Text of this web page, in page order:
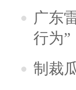
广东
行为”
制裁